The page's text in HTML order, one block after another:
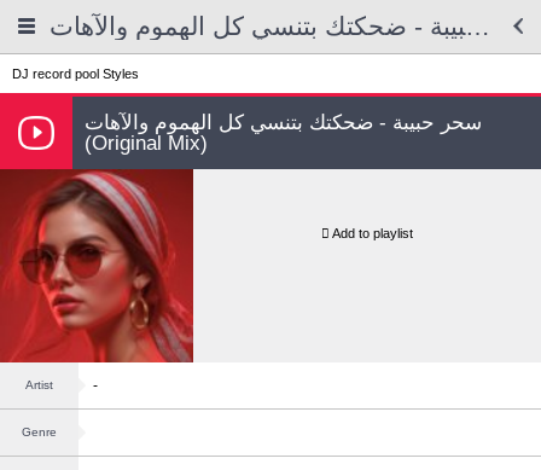
سحر حبيبة - ضحكتك بتنسي كل الهموم والآهات
DJ record pool Styles
سحر حبيبة - ضحكتك بتنسي كل الهموم والآهات
(Original Mix)
Add to playlist
Artist -
Genre